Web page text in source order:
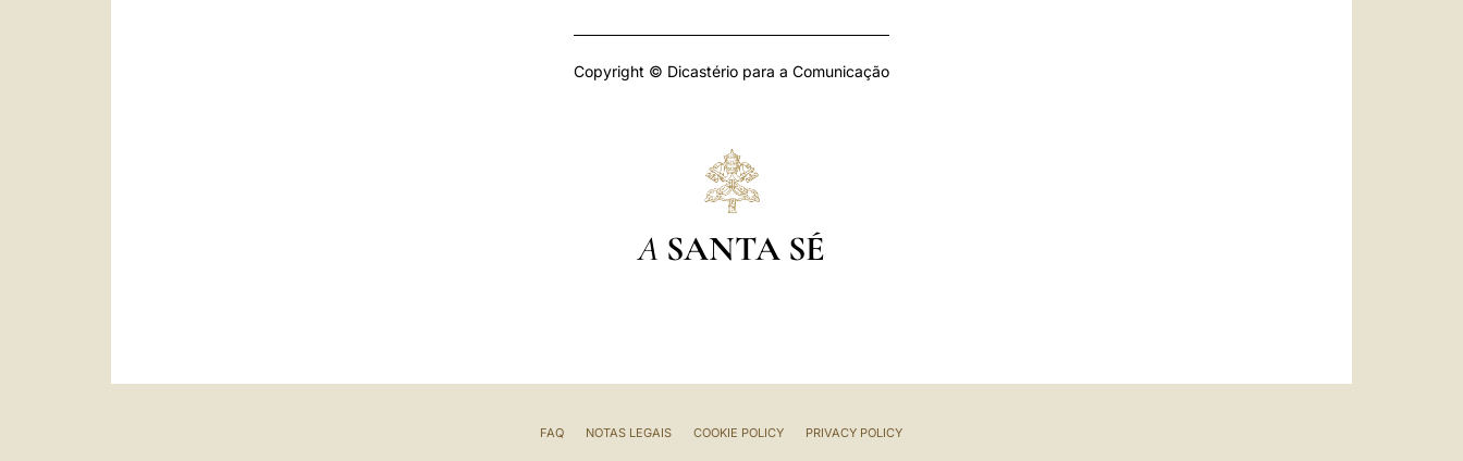
Copyright © Dicastério para a Comunicação
A SANTA SÉ
FAQ NOTAS LEGAIS COOKIE POLICY PRIVACY POLICY